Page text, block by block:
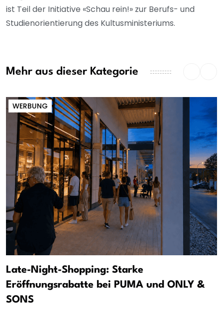
ist Teil der Initiative «Schau rein!» zur Berufs- und
Studienorientierung des Kultusministeriums.
Mehr aus dieser Kategorie
WERBUNG
Late-Night-Shopping: Starke
Eröffnungsrabatte bei PUMA und ONLY &
SONS